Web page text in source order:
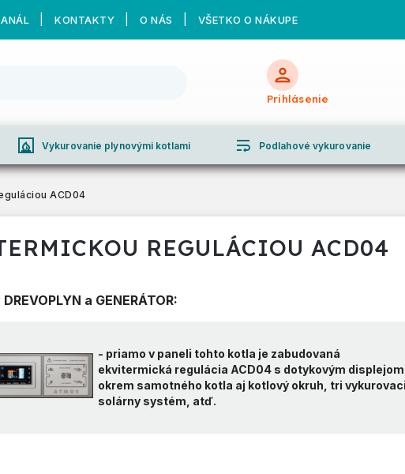
KONTAKTY O NÁS VŠETKO O NÁKUPE
Prihlásenie
fireplace Vykurovanie plynovými kotlami wrap_text Podlahové vykurovanie
ACD04
REGULÁCIOU ACD04
a GENERÁTOR:
- priamo v paneli tohto kotla je zabudovaná
ekvitermická regulácia ACD04 s dotykovým
okrem samotného kotla aj kotlový okruh, tri
solárny systém, atď.